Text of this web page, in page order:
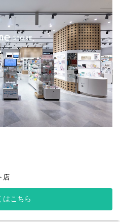
話の問合せなど）
店
はこちら